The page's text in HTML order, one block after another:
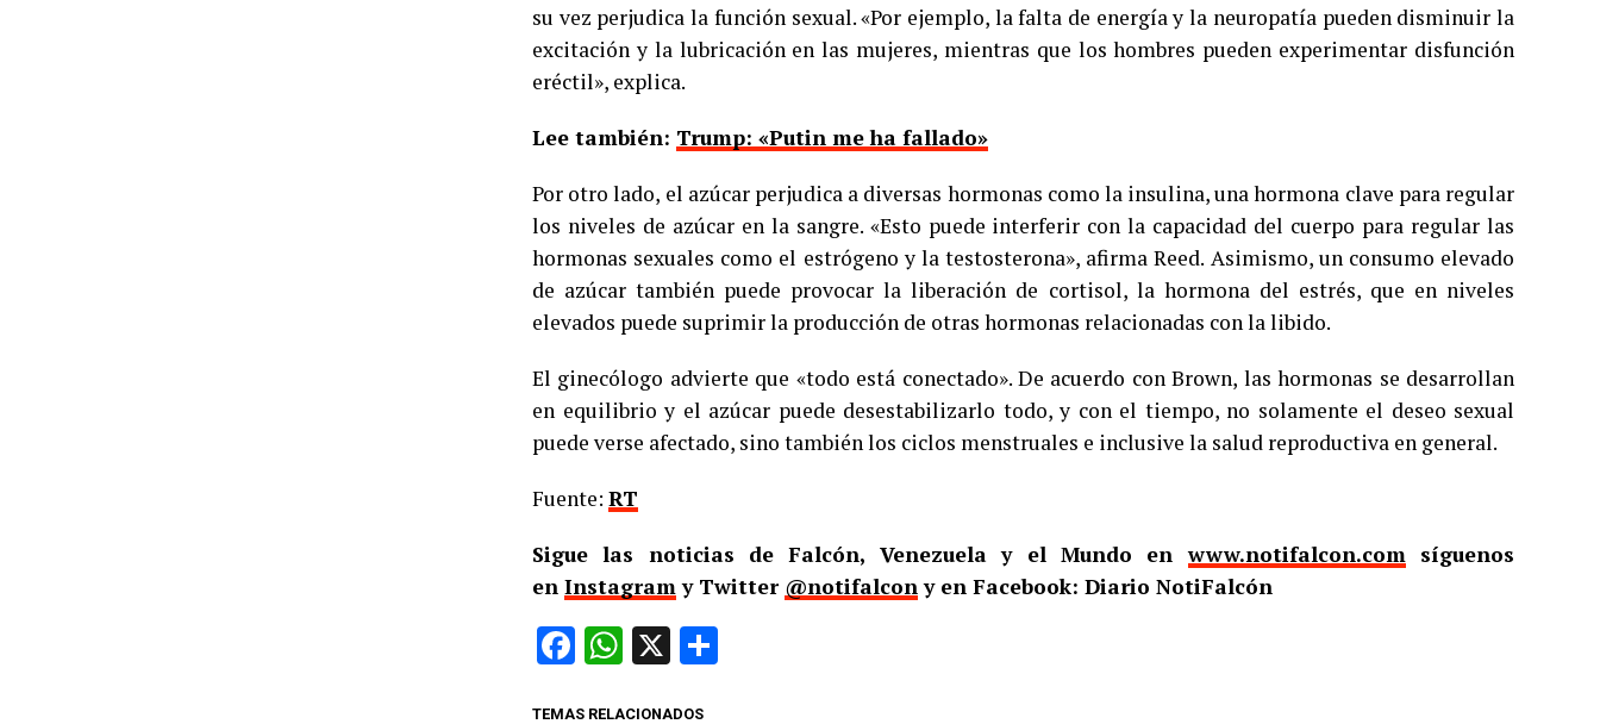
su vez perjudica la función sexual. «Por ejemplo, la falta de energía y la neuropatía pueden disminuir la
excitación y la lubricación en las mujeres, mientras que los hombres pueden experimentar disfunción
eréctil», explica.
Lee también: Trump: «Putin me ha fallado»
Por otro lado, el azúcar perjudica a diversas hormonas como la insulina, una hormona clave para regular
los niveles de azúcar en la sangre. «Esto puede interferir con la capacidad del cuerpo para regular las
hormonas sexuales como el estrógeno y la testosterona», afirma Reed. Asimismo, un consumo elevado
de azúcar también puede provocar la liberación de cortisol, la hormona del estrés, que en niveles
elevados puede suprimir la producción de otras hormonas relacionadas con la libido.
El ginecólogo advierte que «todo está conectado». De acuerdo con Brown, las hormonas se desarrollan
en equilibrio y el azúcar puede desestabilizarlo todo, y con el tiempo, no solamente el deseo sexual
puede verse afectado, sino también los ciclos menstruales e inclusive la salud reproductiva en general.
Fuente: RT
Sigue las noticias de Falcón, Venezuela y el Mundo enwww.notifalcon.comsíguenos
en Instagramy Twitter @notifalcony en Facebook: Diario NotiFalcón
Facebook
WhatsApp
X
TEMAS RELACIONADOS